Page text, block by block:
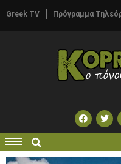
Greek TV Πρόγραμμα